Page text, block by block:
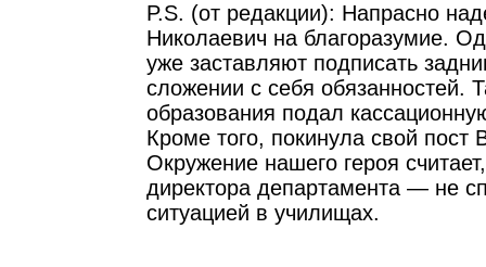
P.S. (от редакции): Напрасно
Николаевич на благоразумие.
уже заставляют подписать
сложении с себя обязанностей.
образования подал
Кроме того, покинула свой пост
Окружение нашего героя
директора департамента — не
ситуацией в училищах.